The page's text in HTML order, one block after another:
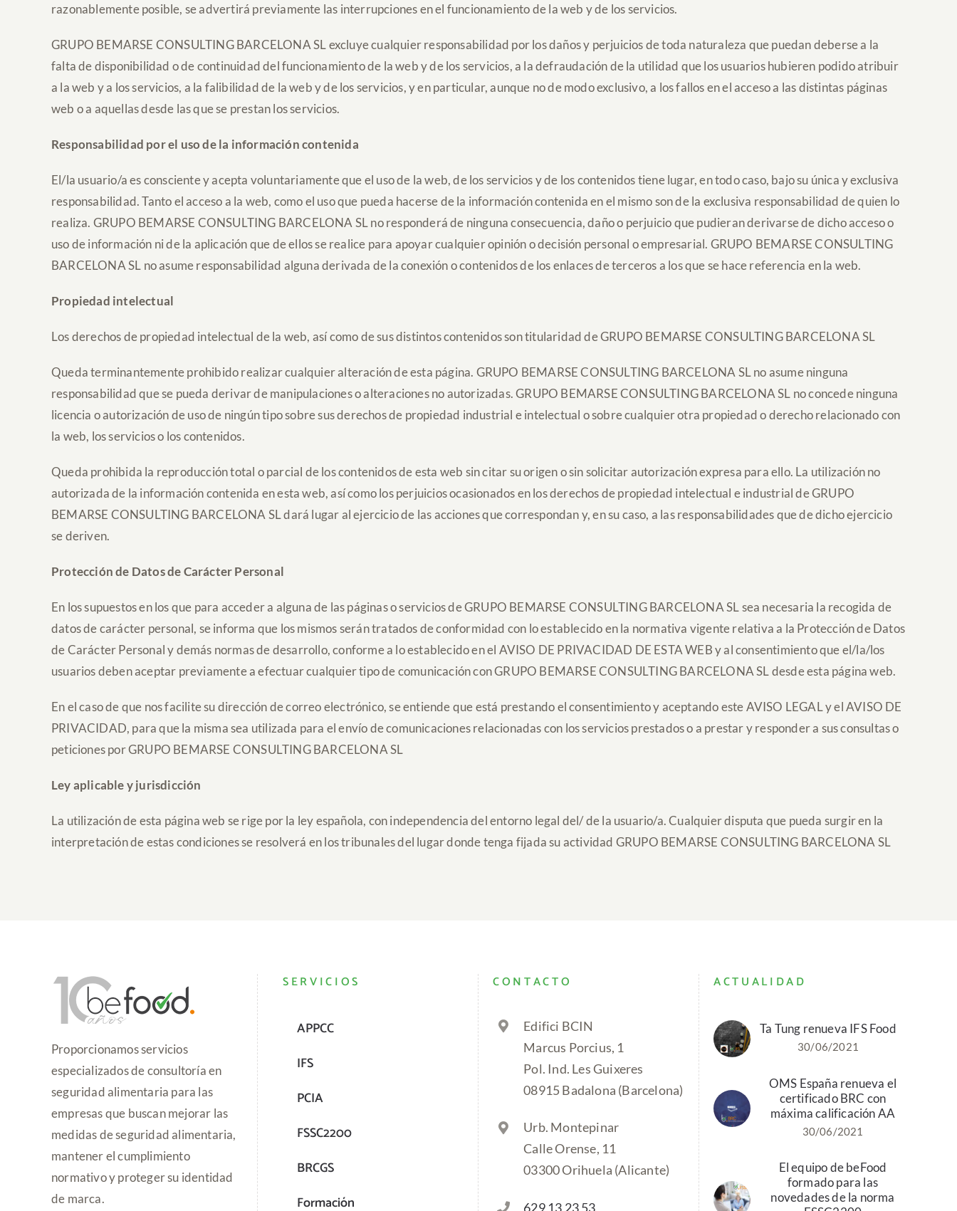
razonablemente posible, se advertirá previamente las interrupciones en el funcionamiento de la web y de los servicios.
GRUPO BEMARSE CONSULTING BARCELONA SL excluye cualquier responsabilidad por los daños y perjuicios de toda naturaleza que puedan deberse a la
falta de disponibilidad o de continuidad del funcionamiento de la web y de los servicios, a la defraudación de la utilidad que los usuarios hubieren podido atribuir
a la web y a los servicios, a la falibilidad de la web y de los servicios, y en particular, aunque no de modo exclusivo, a los fallos en el acceso a las distintas páginas
web o a aquellas desde las que se prestan los servicios.
Responsabilidad por el uso de la información contenida
El/la usuario/a es consciente y acepta voluntariamente que el uso de la web, de los servicios y de los contenidos tiene lugar, en todo caso, bajo su única y exclusiva
responsabilidad. Tanto el acceso a la web, como el uso que pueda hacerse de la información contenida en el mismo son de la exclusiva responsabilidad de quien lo
realiza. GRUPO BEMARSE CONSULTING BARCELONA SL no responderá de ninguna consecuencia, daño o perjuicio que pudieran derivarse de dicho acceso o
uso de información ni de la aplicación que de ellos se realice para apoyar cualquier opinión o decisión personal o empresarial. GRUPO BEMARSE CONSULTING
BARCELONA SL no asume responsabilidad alguna derivada de la conexión o contenidos de los enlaces de terceros a los que se hace referencia en la web.
Propiedad intelectual
Los derechos de propiedad intelectual de la web, así como de sus distintos contenidos son titularidad de GRUPO BEMARSE CONSULTING BARCELONA SL
Queda terminantemente prohibido realizar cualquier alteración de esta página. GRUPO BEMARSE CONSULTING BARCELONA SL no asume ninguna
responsabilidad que se pueda derivar de manipulaciones o alteraciones no autorizadas. GRUPO BEMARSE CONSULTING BARCELONA SL no concede ninguna
licencia o autorización de uso de ningún tipo sobre sus derechos de propiedad industrial e intelectual o sobre cualquier otra propiedad o derecho relacionado con
la web, los servicios o los contenidos.
Queda prohibida la reproducción total o parcial de los contenidos de esta web sin citar su origen o sin solicitar autorización expresa para ello. La utilización no
autorizada de la información contenida en esta web, así como los perjuicios ocasionados en los derechos de propiedad intelectual e industrial de GRUPO
BEMARSE CONSULTING BARCELONA SL dará lugar al ejercicio de las acciones que correspondan y, en su caso, a las responsabilidades que de dicho ejercicio
se deriven.
Protección de Datos de Carácter Personal
En los supuestos en los que para acceder a alguna de las páginas o servicios de GRUPO BEMARSE CONSULTING BARCELONA SL sea necesaria la recogida de
datos de carácter personal, se informa que los mismos serán tratados de conformidad con lo establecido en la normativa vigente relativa a la Protección de Datos
de Carácter Personal y demás normas de desarrollo, conforme a lo establecido en el AVISO DE PRIVACIDAD DE ESTA WEB y al consentimiento que el/la/los
usuarios deben aceptar previamente a efectuar cualquier tipo de comunicación con GRUPO BEMARSE CONSULTING BARCELONA SL desde esta página web.
En el caso de que nos facilite su dirección de correo electrónico, se entiende que está prestando el consentimiento y aceptando este AVISO LEGAL y el AVISO DE
PRIVACIDAD, para que la misma sea utilizada para el envío de comunicaciones relacionadas con los servicios prestados o a prestar y responder a sus consultas o
peticiones por GRUPO BEMARSE CONSULTING BARCELONA SL
Ley aplicable y jurisdicción
La utilización de esta página web se rige por la ley española, con independencia del entorno legal del/ de la usuario/a. Cualquier disputa que pueda surgir en la
interpretación de estas condiciones se resolverá en los tribunales del lugar donde tenga fijada su actividad GRUPO BEMARSE CONSULTING BARCELONA SL
Proporcionamos servicios
especializados de consultoría en
seguridad alimentaria para las
empresas que buscan mejorar las
medidas de seguridad alimentaria,
mantener el cumplimiento
normativo y proteger su identidad
de marca.
SERVICIOS
APPCC
IFS
PCIA
FSSC2200
BRCGS
Formación
CONTACTO
Edifici BCIN
Marcus Porcius, 1
Pol. Ind. Les Guixeres
08915 Badalona (Barcelona)
Urb. Montepinar
Calle Orense, 11
03300 Orihuela (Alicante)
629 13 23 53
ACTUALIDAD
Ta Tung renueva IFS Food
30/06/2021
OMS España renueva el
certificado BRC con
máxima calificación AA
30/06/2021
El equipo de beFood
formado para las
novedades de la norma